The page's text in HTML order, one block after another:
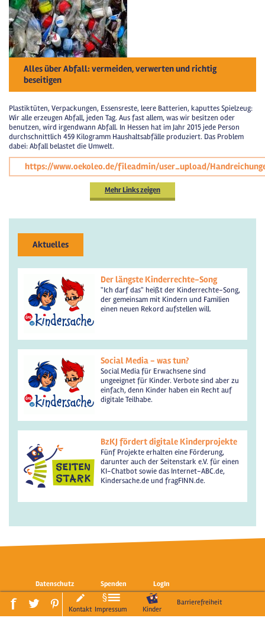
Alles über Abfall: vermeiden, verwerten und richtig
beseitigen
Plastiktüten, Verpackungen, Essensreste, leere Batterien, kaputtes Spielzeug:
Wir alle erzeugen Abfall, jeden Tag. Aus fast allem, was wir besitzen oder
benutzen, wird irgendwann Abfall. In Hessen hat im Jahr 2015 jede Person
durchschnittlich 459 Kilogramm Haushaltsabfälle produziert. Das Problem
dabei: Abfall belastet die Umwelt.
https://www.oekoleo.de/fileadmin/user_upload/
Mehr Links zeigen
Aktuelles
Der längste Kinderrechte-Song
"Ich darf das" heißt der Kinderrechte-Song,
der gemeinsam mit Kindern und Familien
einen neuen Rekord aufstellen will.
Social Media - was tun?
Social Media für Erwachsene sind
ungeeignet für Kinder. Verbote sind aber zu
einfach, denn Kinder haben ein Recht auf
digitale Teilhabe.
BzKJ fördert digitale Kinderprojekte
Fünf Projekte erhalten eine Förderung,
darunter auch der Seitenstark e.V. für einen
KI-Chatbot sowie das Internet-ABC.de,
Kindersache.de und fragFINN.de.
Datenschutz Spenden LogIn
Kontakt Impressum Kinder
Barrierefreiheit